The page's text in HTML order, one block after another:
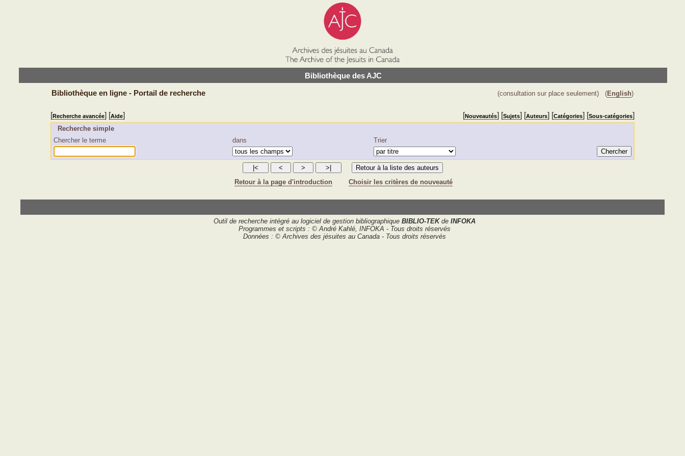
Bibliothèque des AJC
Bibliothèque en ligne - Portail de recherche (consultation sur place seulement) (English)
[Recherche avancée] [Aide] [Nouveautés] [Sujets] [Auteurs] [Catégories] [Sous-catégories]
Recherche simple
Chercher le terme
dans Trier
Retour à la page d'introduction Choisir les critères de nouveauté
Outil de recherche intégré au logiciel de gestion bibliographique BIBLIO-TEKde INFOKA
Programmes et scripts : © André Kahlé, INFOKA - Tous droits réservés
Données : © Archives des jésuites au Canada - Tous droits réservés